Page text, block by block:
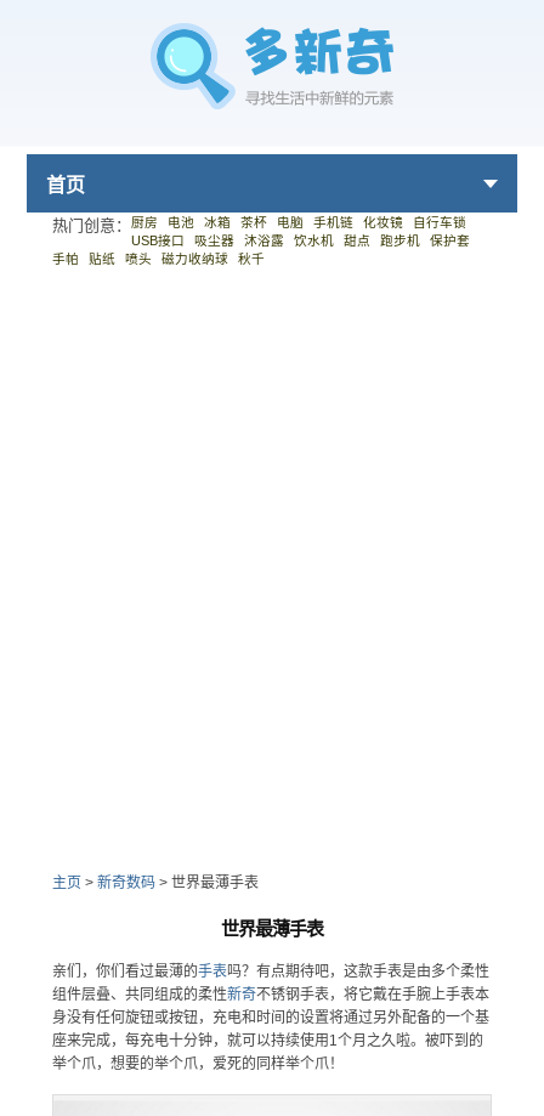
首页
热门创意： 厨房 电池 冰箱 茶杯 电脑 手机链 化妆镜
自行车锁
USB接口
吸尘器 沐浴露 饮水机 甜点 跑步机
保护套
手帕
贴纸 喷头 磁力收纳球 秋千
主页 > 新奇数码> 世界最薄手表
世界最薄手表
亲们，你们看过最薄的手表吗？有点期待吧，这款手表是由多个柔性
组件层叠、共同组成的柔性新奇不锈钢手表，将它戴在手腕上手表本
身没有任何旋钮或按钮，充电和时间的设置将通过另外配备的一个基
座来完成，每充电十分钟，就可以持续使用1个月之久啦。被吓到的
举个爪，想要的举个爪，爱死的同样举个爪！